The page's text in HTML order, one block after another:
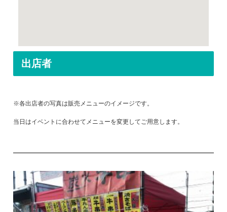
出店者
※各出店者の写真は販売メニューのイメージです。
当日はイベントに合わせてメニューを変更してご用意します。